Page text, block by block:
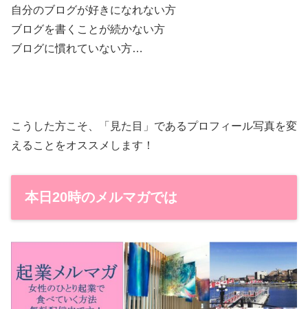
自分のブログが好きになれない方
ブログを書くことが続かない方
ブログに慣れていない方…
こうした方こそ、「見た目」であるプロフィール写真を変
えることをオススメします！
本日20時のメルマガでは